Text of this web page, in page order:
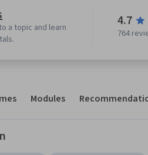
a topic and learn
4.7
764
Modules